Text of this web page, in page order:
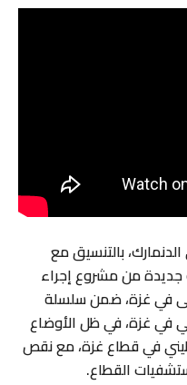
بالتنسيق مع
جديدة من مشروع إجراء
في غزة، ضمن سلسلة
في غزة، في ظل الأوضاع
في قطاع غزة، مع نقص
القطاع.